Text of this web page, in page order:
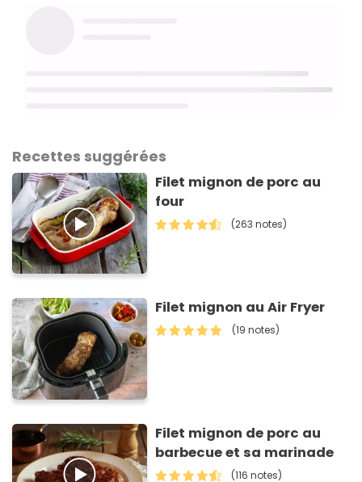
Recettes suggérées
Filet mignon de porc au
four
(263 notes)
Filet mignon au Air Fryer
(19 notes)
Filet mignon de porc au
barbecue et sa marinade
(116 notes)